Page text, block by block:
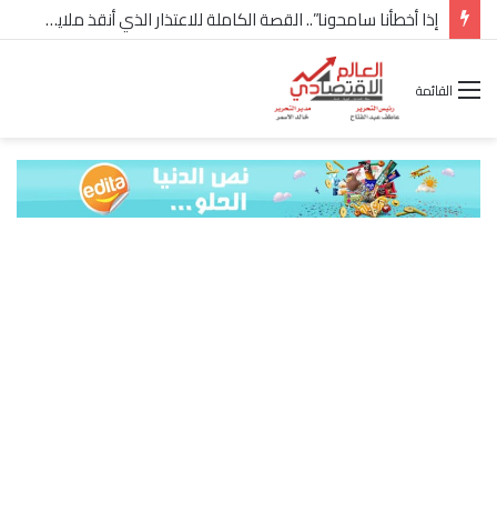
إذا أخطأنا سامحونا”.. القصة الكاملة للاعتذار الذي أنقذ ملايين “إعمار” في الساحل الشمالي
القائمة